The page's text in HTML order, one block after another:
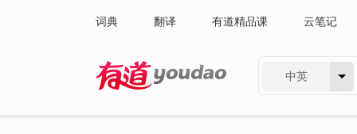
词典 翻译 有道精品课 云笔记
中英